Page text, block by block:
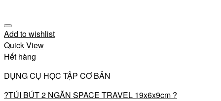
Add to wishlist
Quick View
Hết hàng
DỤNG CỤ HỌC TẬP CƠ BẢN
?TÚI BÚT 2 NGĂN SPACE TRAVEL 19x6x9cm ?